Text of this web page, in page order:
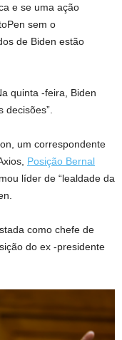
e se uma ação
sem o
de Biden estão
quinta -feira, Biden
um correspondente
Posição Bernal
líder de “lealdade da
como chefe de
do ex -presidente